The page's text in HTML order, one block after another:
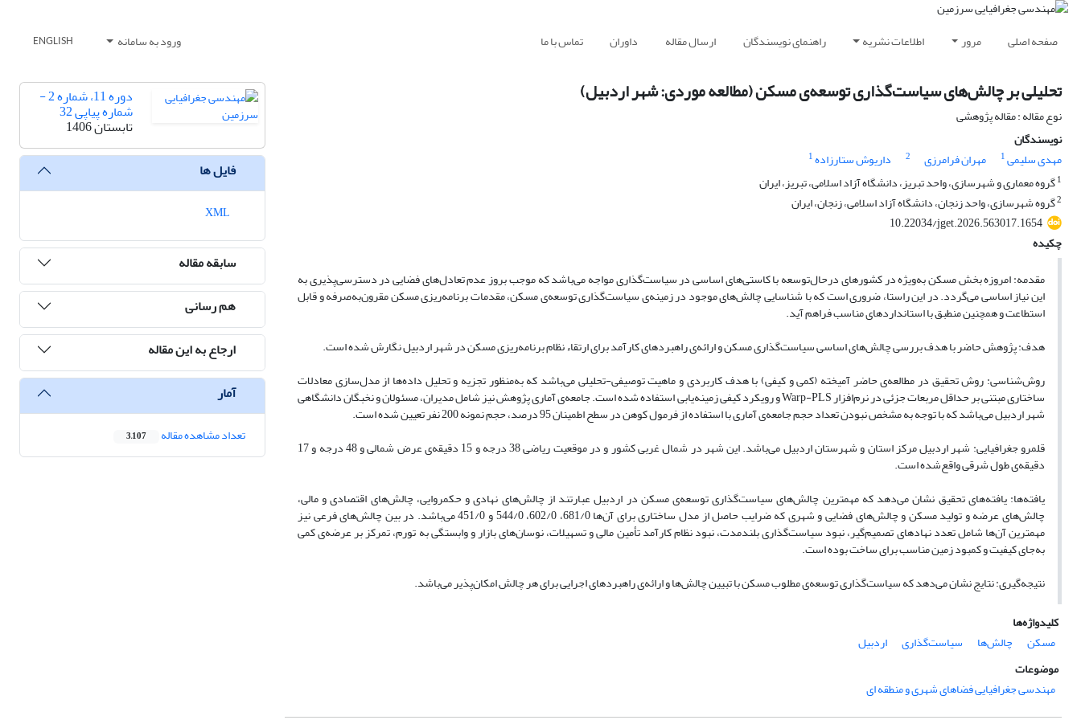
صفحه اصلی مرور اطلاعات نشریه راهنمای نویسندگان ارسال مقاله داوران تماس با ما ورود به سامانه ENGLISH
تحلیلی بر چالش‌های سیاست‌گذاری توسعه‌ی مسکن (مطالعه موردی: شهر اردبیل)
نوع مقاله : مقاله پژوهشی
نویسندگان
مهدی سلیمی1 مهران فرامرزی 2 داریوش ستارزاده1
1گروه معماری و شهرسازی، واحد تبریز، دانشگاه آزاد اسلامی، تبریز، ایران
2گروه شهرسازی، واحد زنجان، دانشگاه آزاد اسلامی، زنجان، ایران
10.22034/jget.2026.563017.1654
چکیده
مقدمه: امروزه بخش مسکن به‌ویژه در کشورهای درحال‌توسعه با کاستی‌های اساسی در سیاست‌گذاری مواجه می‌باشد که موجب بروز عدم تعادل‌های فضایی در دسترسی‌پذیری به
این نیاز اساسی می‌گردد. در این راستا، ضروری است که با شناسایی چالش‌های موجود در زمینه‌ی سیاست‌گذاری توسعه‌ی مسکن، مقدمات برنامه‌ریزی مسکن مقرون‌به‌صرفه و قابل
استطاعت و همچنین منطبق با استانداردهای مناسب فراهم آید.
هدف: پژوهش حاضر با هدف بررسی چالش‌های اساسی سیاست‌گذاری مسکن و ارائه‌ی راهبردهای کارآمد برای ارتقاء نظام برنامه‌ریزی مسکن در شهر اردبیل نگارش شده است.
روش‌شناسی: روش تحقیق در مطالعه‌ی حاضر آمیخته (کمی و کیفی) با هدف کاربردی و ماهیت توصیفی-تحلیلی می‌باشد که به‌منظور تجزیه و تحلیل داده‌ها از مدل‌سازی معادلات
ساختاری مبتنی بر حداقل مربعات جزئی در نرم‌افزار Warp-PLS و رویکرد کیفی زمینه‌یابی استفاده شده است. جامعه‌ی آماری پژوهش نیز شامل مدیران، مسئولان و نخبگان دانشگاهی
شهر اردبیل می‌باشد که با توجه به مشخص نبودن تعداد حجم جامعه‌ی آماری با استفاده از فرمول کوهن در سطح اطمینان 95 درصد، حجم نمونه 200 نفر تعیین شده است.
قلمرو جغرافیایی: شهر اردبیل مرکز استان و شهرستان اردبیل می‌باشد. این شهر در شمال غربی کشور و در موقعیت ریاضی 38 درجه و 15 دقیقه‌ی عرض شمالی و 48 درجه و 17
دقیقه‌ی طول شرقی واقع‌شده است.
یافته‌ها: یافته‌های تحقیق نشان می‌دهد که مهمترین چالش‌های سیاست‌گذاری توسعه‌ی مسکن در اردبیل عبارتند از چالش‌های نهادی و حکمروایی، چالش‌های اقتصادی و مالی،
چالش‌های عرضه و تولید مسکن و چالش‌های فضایی و شهری که ضرایب حاصل از مدل ساختاری برای آن‌ها 681/0، 602/0، 544/0 و 451/0 می‌باشد. در بین چالش‌های فرعی نیز
مهمترین آن‌ها شامل تعدد نهادهای تصمیم‌گیر، نبود سیاست‌گذاری بلندمدت، نبود نظام کارآمد تأمین مالی و تسهیلات، نوسان‌های بازار و وابستگی به تورم، تمرکز بر عرضه‌ی کمی
به‌جای کیفیت و کمبود زمین مناسب برای ساخت بوده است.
نتیجه‌گیری: نتایج نشان می‌دهد که سیاست‌گذاری توسعه‌ی مطلوب مسکن با تبیین چالش‌ها و ارائه‌ی راهبردهای اجرایی برای هر چالش امکان‌پذیر می‌باشد.
کلیدواژه‌ها
مسکن
چالش‌ها سیاست‌گذاری
اردبیل
موضوعات
مهندسی جغرافیایی فضاهای شهری و منطقه ای
دوره 11، شماره 2 -
شماره پیاپی 32
تابستان 1406
فایل ها
سابقه مقاله
هم رسانی
ارجاع به این مقاله
آمار
تعداد مشاهده مقاله 3,107